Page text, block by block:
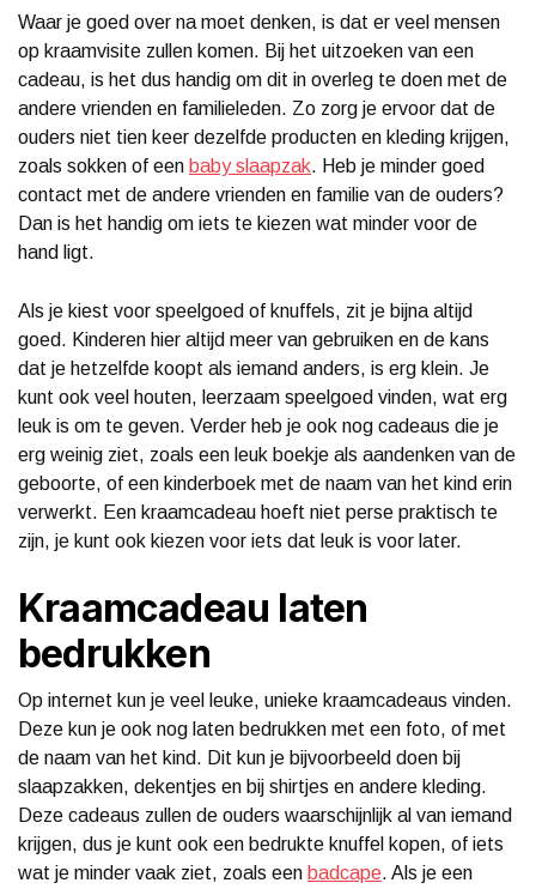
Waar je goed over na moet denken, is dat er veel mensen
op kraamvisite zullen komen. Bij het uitzoeken van een
cadeau, is het dus handig om dit in overleg te doen met de
andere vrienden en familieleden. Zo zorg je ervoor dat de
ouders niet tien keer dezelfde producten en kleding krijgen,
zoals sokken of een baby slaapzak. Heb je minder goed
contact met de andere vrienden en familie van de ouders?
Dan is het handig om iets te kiezen wat minder voor de
hand ligt.
Als je kiest voor speelgoed of knuffels, zit je bijna altijd
goed. Kinderen hier altijd meer van gebruiken en de kans
dat je hetzelfde koopt als iemand anders, is erg klein. Je
kunt ook veel houten, leerzaam speelgoed vinden, wat erg
leuk is om te geven. Verder heb je ook nog cadeaus die je
erg weinig ziet, zoals een leuk boekje als aandenken van de
geboorte, of een kinderboek met de naam van het kind erin
verwerkt. Een kraamcadeau hoeft niet perse praktisch te
zijn, je kunt ook kiezen voor iets dat leuk is voor later.
Kraamcadeau laten
bedrukken
Op internet kun je veel leuke, unieke kraamcadeaus vinden.
Deze kun je ook nog laten bedrukken met een foto, of met
de naam van het kind. Dit kun je bijvoorbeeld doen bij
slaapzakken, dekentjes en bij shirtjes en andere kleding.
Deze cadeaus zullen de ouders waarschijnlijk al van iemand
krijgen, dus je kunt ook een bedrukte knuffel kopen, of iets
wat je minder vaak ziet, zoals een badcape. Als je een